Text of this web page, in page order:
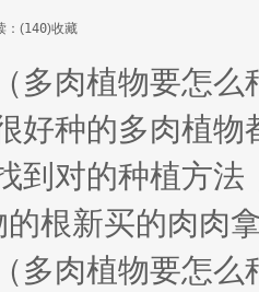
： (140)收藏
多肉植物要怎
好种的多肉植
到对的种植方
根新买的肉肉
多肉植物要怎